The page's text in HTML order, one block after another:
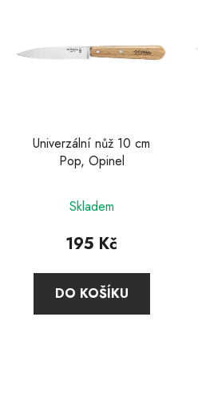
Univerzální nůž 10 cm
Pop, Opinel
Skladem
195 Kč
DO KOŠÍKU